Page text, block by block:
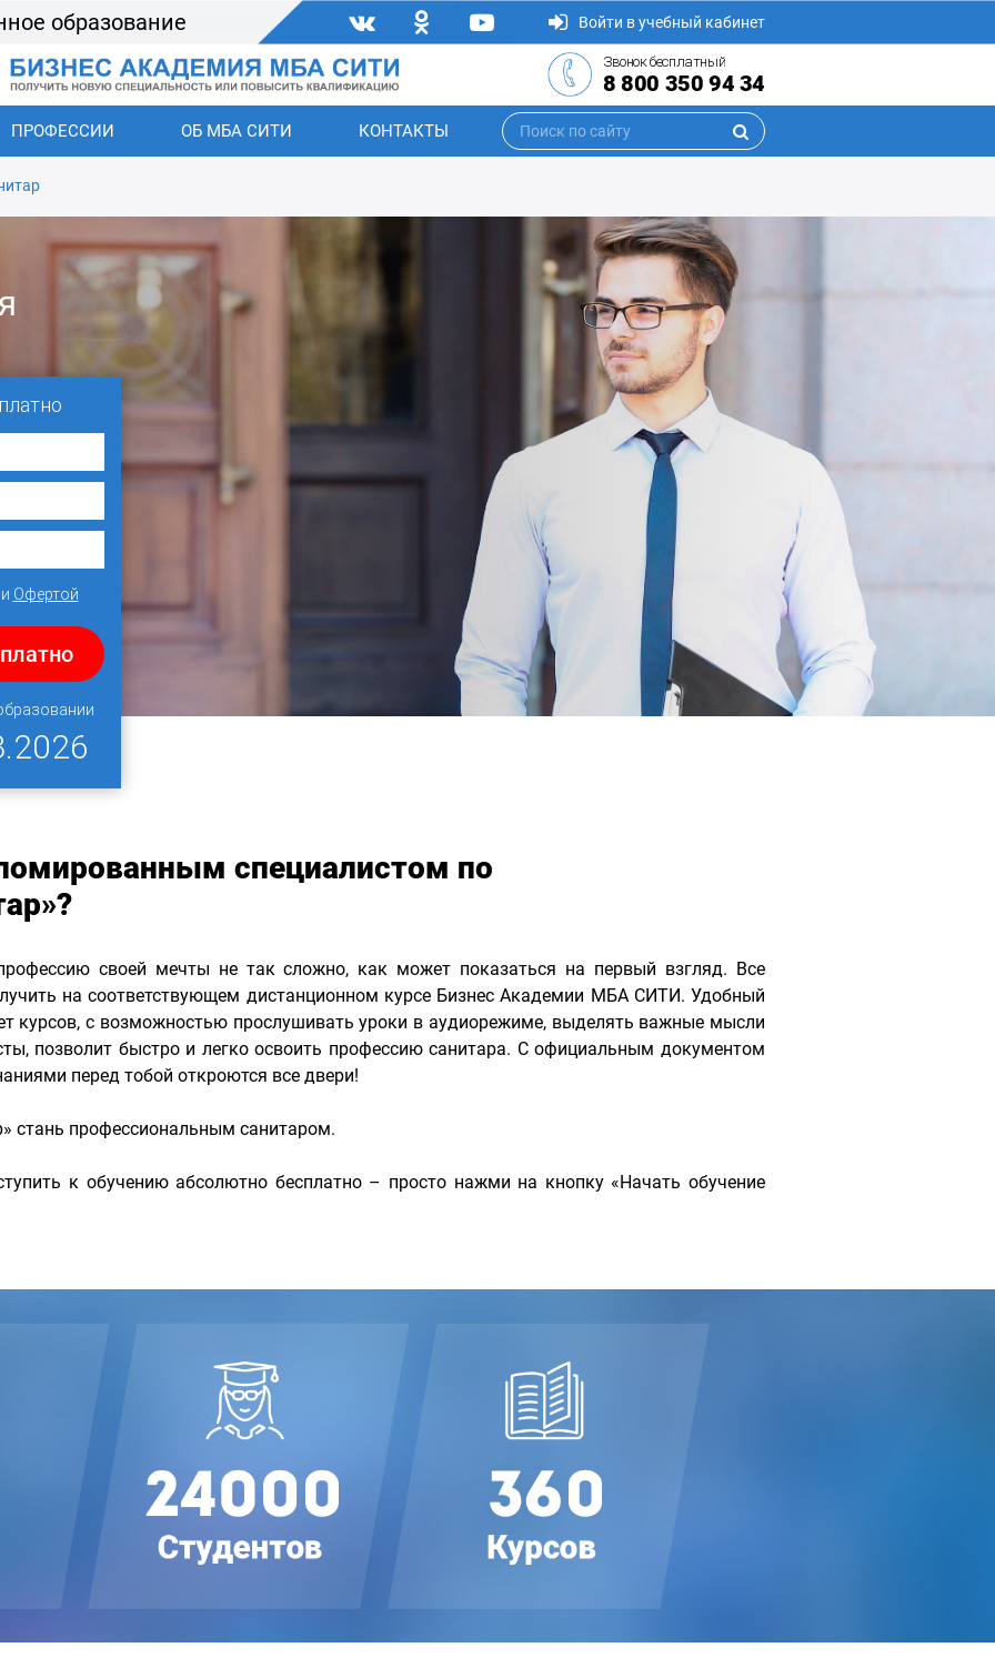
образование Войти в учебный кабинет
Звонок бесплатный
8 800 350 94 34
ПРОФЕССИИ ОБ МБА СИТИ КОНТАКТЫ
Офертой
специалистом по
своей мечты не так сложно, как может показаться на первый взгляд. Все
на соответствующем дистанционном курсе Бизнес Академии МБА СИТИ. Удобный
курсов, с возможностью прослушивать уроки в аудиорежиме, выделять важные мысли
позволит быстро и легко освоить профессию санитара. С официальным документом
перед тобой откроются все двери!
стань профессиональным санитаром.
к обучению абсолютно бесплатно – просто нажми на кнопку «Начать обучение